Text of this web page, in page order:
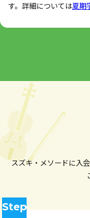
す。詳細については夏期
スズキ・メソードに入
Step